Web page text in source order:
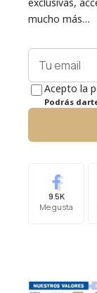
mucho más…
Acepto la
Podrás
9.5K
Me gusta